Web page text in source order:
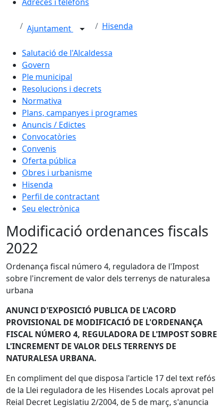
Ajuntament Hisenda
Salutació de l'Alcaldessa
Govern
Ple municipal
Resolucions i decrets
Normativa
Plans, campanyes i programes
Anuncis / Edictes
Convocatòries
Convenis
Oferta pública
Obres i urbanisme
Hisenda
Perfil de contractant
Seu electrònica
Modificació ordenances fiscals
2022
Ordenança fiscal número 4, reguladora de l'Impost
sobre l'increment de valor dels terrenys de naturalesa
urbana
ANUNCI D'EXPOSICIÓ PUBLICA DE L'ACORD
PROVISIONAL DE MODIFICACIÓ DE L'ORDENANÇA
FISCAL NÚMERO 4, REGULADORA DE L'IMPOST SOBRE
L'INCREMENT DE VALOR DELS TERRENYS DE
NATURALESA URBANA.
En compliment del que disposa l'article 17 del text refós
de la Llei reguladora de les Hisendes Locals aprovat pel
Reial Decret Legislatiu 2/2004, de 5 de març, s'anuncia